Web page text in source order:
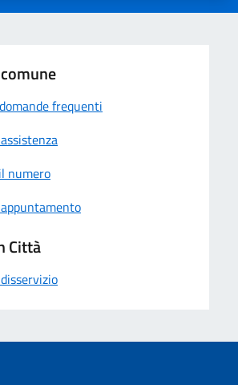
frequenti
numero
Città